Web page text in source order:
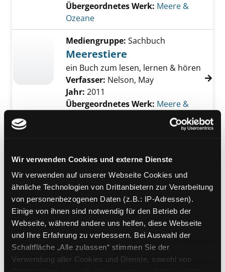
Wir verwenden Cookies und externe Dienste
Wir verwenden auf unserer Webseite Cookies und
ähnliche Technologien von Drittanbietern zur Verarbeitung
von personenbezogenen Daten (z.B.: IP-Adressen).
Einige von ihnen sind notwendig für den Betrieb der
Webseite, während andere uns helfen, diese Webseite
und Ihre Erfahrung zu verbessern. Bei Auswahl der
Schaltfläche „Alle zulassen“ stimmen Sie der
Verwendung aller Cookies und Dienste, sowohl von
Übergeordnetes Werk: Meere &
Ozeane
Mediengruppe: Sachbuch
Meerestiere
ein Buch zum lesen, lernen & hören
Verfasser: Nelson, May
Jahr: 2011
Übergeordnetes Werk: Meere &
ein Buch zum lesen, lernen & hören
Verfasser: Nelson, May
Jahr:2011
Übergeordnetes Werk:Haie, Wale
& Delfine
Exemplar-Details von Meerestiere anzeigen
Mediengruppe:Kinderbuch
Meerestiere
ein Buch zum lesen, lernen & hören